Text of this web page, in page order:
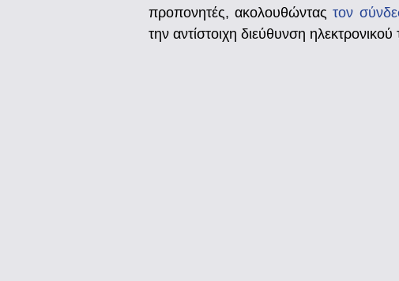
προπονητές, ακολουθώνταςτον
την αντίστοιχη διεύθυνση